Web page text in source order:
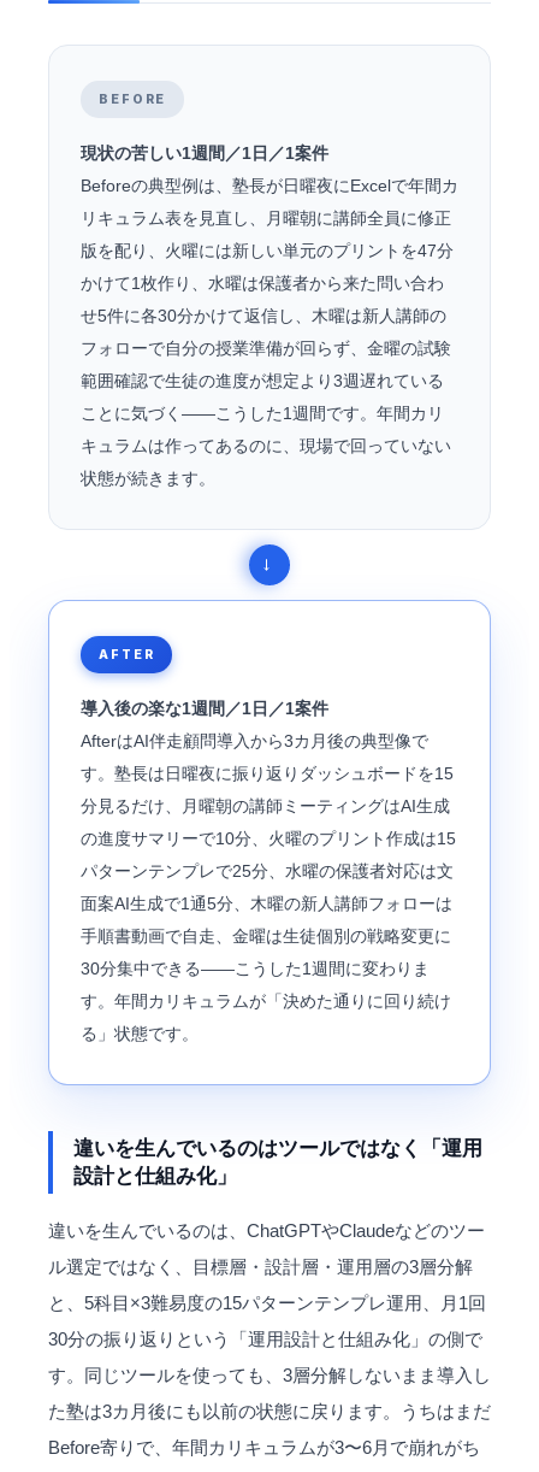
BEFORE
現状の苦しい1週間／1日／1案件
Beforeの典型例は、塾長が日曜夜にExcelで年間カ
リキュラム表を見直し、月曜朝に講師全員に修正
版を配り、火曜には新しい単元のプリントを47分
かけて1枚作り、水曜は保護者から来た問い合わ
せ5件に各30分かけて返信し、木曜は新人講師の
フォローで自分の授業準備が回らず、金曜の試験
範囲確認で生徒の進度が想定より3週遅れている
ことに気づく――こうした1週間です。年間カリ
キュラムは作ってあるのに、現場で回っていない
状態が続きます。
AFTER
導入後の楽な1週間／1日／1案件
AfterはAI伴走顧問導入から3カ月後の典型像で
す。塾長は日曜夜に振り返りダッシュボードを15
分見るだけ、月曜朝の講師ミーティングはAI生成
の進度サマリーで10分、火曜のプリント作成は15
パターンテンプレで25分、水曜の保護者対応は文
面案AI生成で1通5分、木曜の新人講師フォローは
手順書動画で自走、金曜は生徒個別の戦略変更に
30分集中できる――こうした1週間に変わりま
す。年間カリキュラムが「決めた通りに回り続け
る」状態です。
違いを生んでいるのはツールではなく「運用
設計と仕組み化」
違いを生んでいるのは、ChatGPTやClaudeなどのツー
ル選定ではなく、目標層・設計層・運用層の3層分解
と、5科目×3難易度の15パターンテンプレ運用、月1回
30分の振り返りという「運用設計と仕組み化」の側で
す。同じツールを使っても、3層分解しないまま導入し
た塾は3カ月後にも以前の状態に戻ります。うちはまだ
Before寄りで、年間カリキュラムが3〜6月で崩れがち